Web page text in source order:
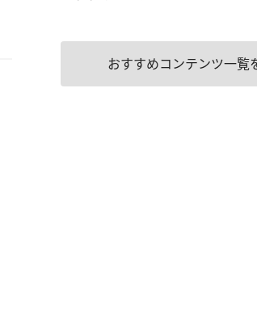
おすすめコンテンツ一覧